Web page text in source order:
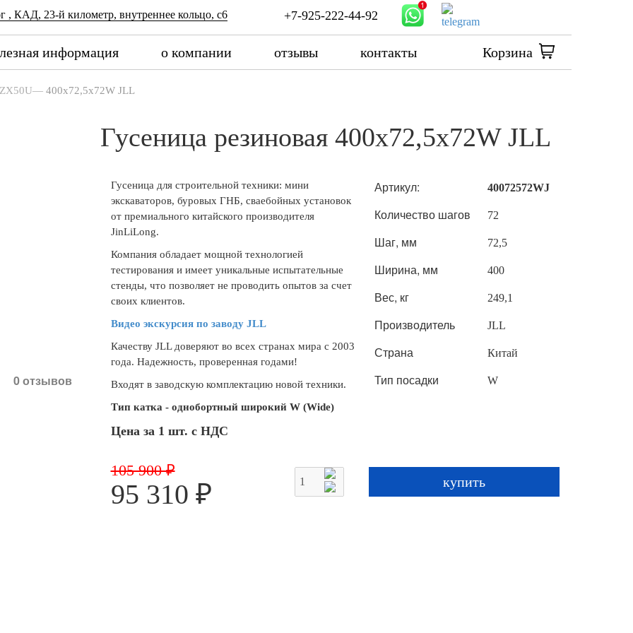
, КАД, 23-й километр, внутреннее кольцо, с6 +7-925-222-44-92
информация о компании отзывы контакты Корзина
ZX50U— 400x72,5x72W JLL
0 отзывов
Гусеница резиновая 400x72,5x72W JLL
105 900 ₽
95 310 ₽
Гусеница для строительной техники: мини
экскаваторов, буровых ГНБ, сваебойных установок
от премиального китайского производителя
JinLiLong.
Компания обладает мощной технологией
тестирования и имеет уникальные испытательные
стенды, что позволяет не проводить опытов за счет
своих клиентов.
Видео экскурсия по заводу JLL
Качеству JLL доверяют во всех странах мира с 2003
года. Надежность, проверенная годами!
Входят в заводскую комплектацию новой техники.
Тип катка - однобортный широкий W (Wide)
Цена за 1 шт. с НДС
Артикул: 40072572WJ
Количество шагов 72
Шаг, мм 72,5
Ширина, мм 400
Вес, кг 249,1
Производитель JLL
Страна Китай
Тип посадки W